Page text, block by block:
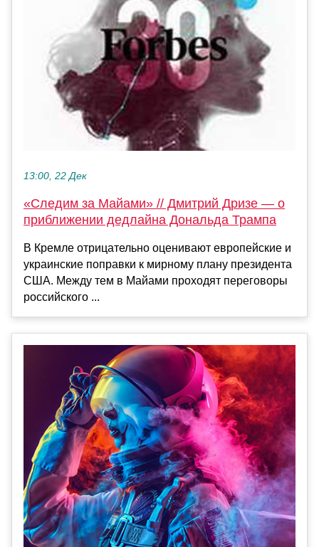
13:00, 22 Дек
«Следим за Майами» // Дмитрий Дризе — о
приближении дедлайна Дональда Трампа
В Кремле отрицательно оценивают европейские и
украинские поправки к мирному плану президента
США. Между тем в Майами проходят переговоры
российского ...